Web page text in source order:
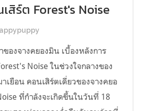
สิร์ต Forest's Noise
องจางคยองมิน เบื้องหลังการ
Noise ในช่วงใจกลางของ
เยือน คอนเสิร์ตเดี่ยวของจางคยอ
ที่กำลังจะเกิดขึ้นในวันที่ 18